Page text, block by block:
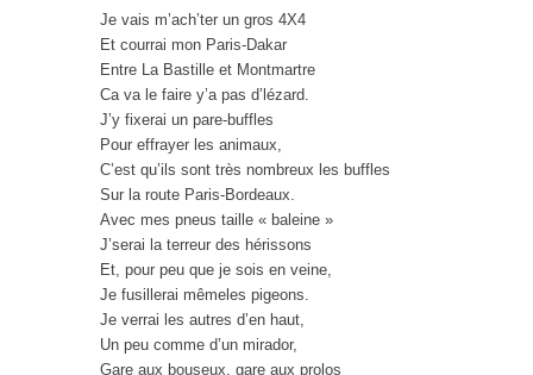
Je vais m’ach’ter un gros 4X4
Et courrai mon Paris-Dakar
Entre La Bastille et Montmartre
Ca va le faire y’a pas d’lézard.
J’y fixerai un pare-buffles
Pour effrayer les animaux,
C’est qu’ils sont très nombreux les buffles
Sur la route Paris-Bordeaux.
Avec mes pneus taille « baleine »
J’serai la terreur des hérissons
Et, pour peu que je sois en veine,
Je fusillerai mêmeles pigeons.
Je verrai les autres d’en haut,
Un peu comme d’un mirador,
Gare aux bouseux, gare aux prolos